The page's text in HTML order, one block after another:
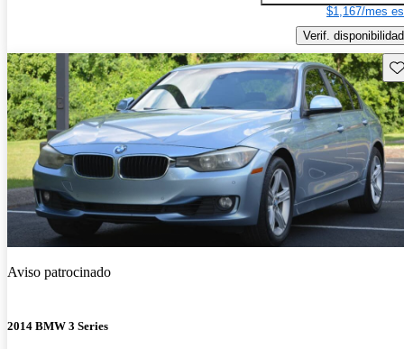
$1,167/mes
Verif. disponibilidad
Aviso patrocinado
2014 BMW 3 Series